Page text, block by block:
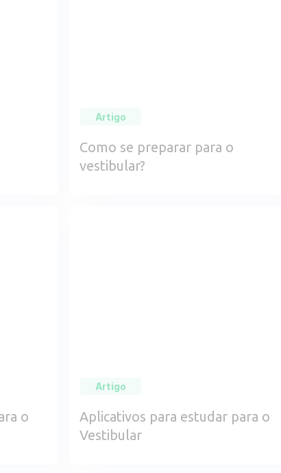
Artigo
Como se preparar para o
vestibular?
o
Artigo
Aplicativos para estudar para o
Vestibular